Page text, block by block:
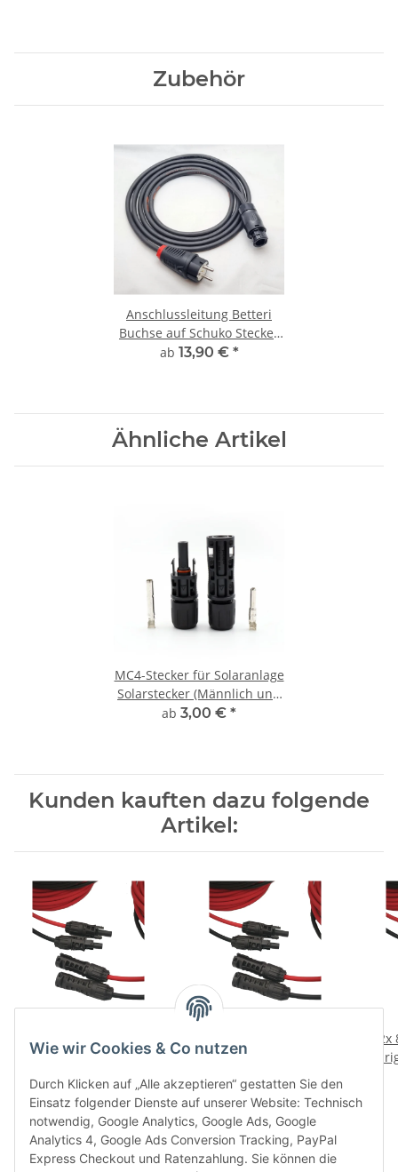
Zubehör
Anschlussleitung Betteri
Buchse auf Schuko Stecker
Kabel für
ab 13,90 € *
Ähnliche Artikel
MC4-Stecker für Solaranlage
Solarstecker (Männlich und
Weiblich)
ab 3,00 € *
Kunden kauften dazu folgende
Artikel:
2x 2 Meter 6 mm² mit
Original STÄUBLI MC4-
Steckern Solar
Verlängerungskabel
(rot/schwarz) 0% MwSt.
für Berechtigte
12,19 €
Original STÄUBLI MC4-
Steckern Solar
Verlängerungskabel
(rot/schwarz) 0% MwSt.
für Berechtigte
20,69 €
Wie wir Cookies & Co nutzen
Durch Klicken auf „Alle akzeptieren“ gestatten Sie den
Einsatz folgender Dienste auf unserer Website: Technisch
notwendig, Google Analytics, Google Ads, Google
Analytics 4, Google Ads Conversion Tracking, PayPal
Express Checkout und Ratenzahlung. Sie können die